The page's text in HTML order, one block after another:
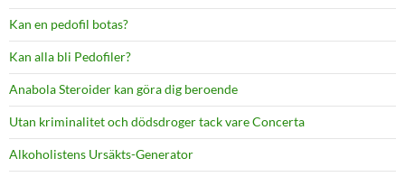
Kan en pedofil botas?
Kan alla bli Pedofiler?
Anabola Steroider kan göra dig beroende
Utan kriminalitet och dödsdroger tack vare Concerta
Alkoholistens Ursäkts-Generator